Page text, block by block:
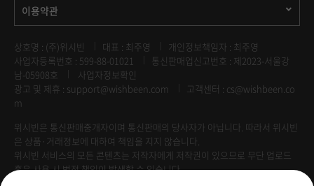
이용약관
상호명 : (주)위시빈 대표 : 최주영
개인정보책임자 : 최주영
사업자등록번호 : 599-88-01021
통신판매업신고번호 : 제2023-서울강
남-05908호
사업자정보확인
광고 및 제휴 : support@wishbeen.com
고객센터 : cs@wishbeen.co
m
위시빈은 통신판매중개자이며 통신판매의 당사자가 아닙니다. 따라서 위시빈
은 상품·거래정보에 대하여 책임을 지지 않습니다.
위시빈 서비스의 모든 콘텐츠는 저작자에게 저작권이 있으므로 무단 업로드
혹은 사용 시 법적 책임이 발생할 수 있습니다.